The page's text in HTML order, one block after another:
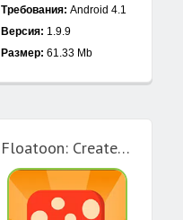
Требования: Android 4.1
Версия: 1.9.9
Размер: 61.33 Mb
Floatoon: Create Shimeji Pets